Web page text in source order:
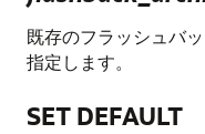
既存のフラッシュバ
指定します。
SET DEFAULT